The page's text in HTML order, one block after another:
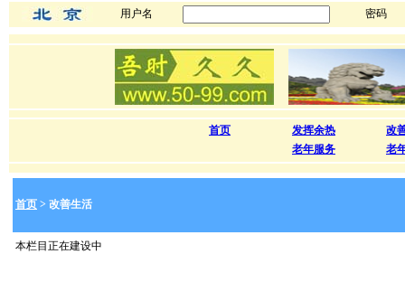
用户名 密码
首页 发挥余热
改
老年服务
老
首页 > 改善生活
本栏目正在建设中